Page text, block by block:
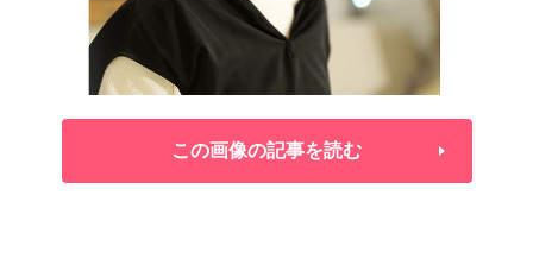
この画像の記事を読む